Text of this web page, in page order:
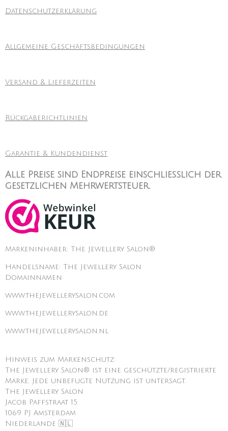
Datenschutzerklärung
Allgemeine Geschäftsbedingungen
Versand & Lieferzeiten
Rückgaberichtlinien
Garantie & Kundendienst
Alle Preise sind Endpreise einschließlich der
gesetzlichen Mehrwertsteuer.
Markeninhaber: The Jewellery Salon®
Handelsname: The Jewellery Salon
Domainnamen:
www.thejewellerysalon.com
www.thejewellerysalon.de
www.thejewellerysalon.nl
Hinweis zum Markenschutz:
The Jewellery Salon® ist eine geschützte/registrierte
Marke. Jede unbefugte Nutzung ist untersagt.
The Jewellery Salon
Jacob Paffstraat 15
1069 PJ Amsterdam
Niederlande 🇳🇱